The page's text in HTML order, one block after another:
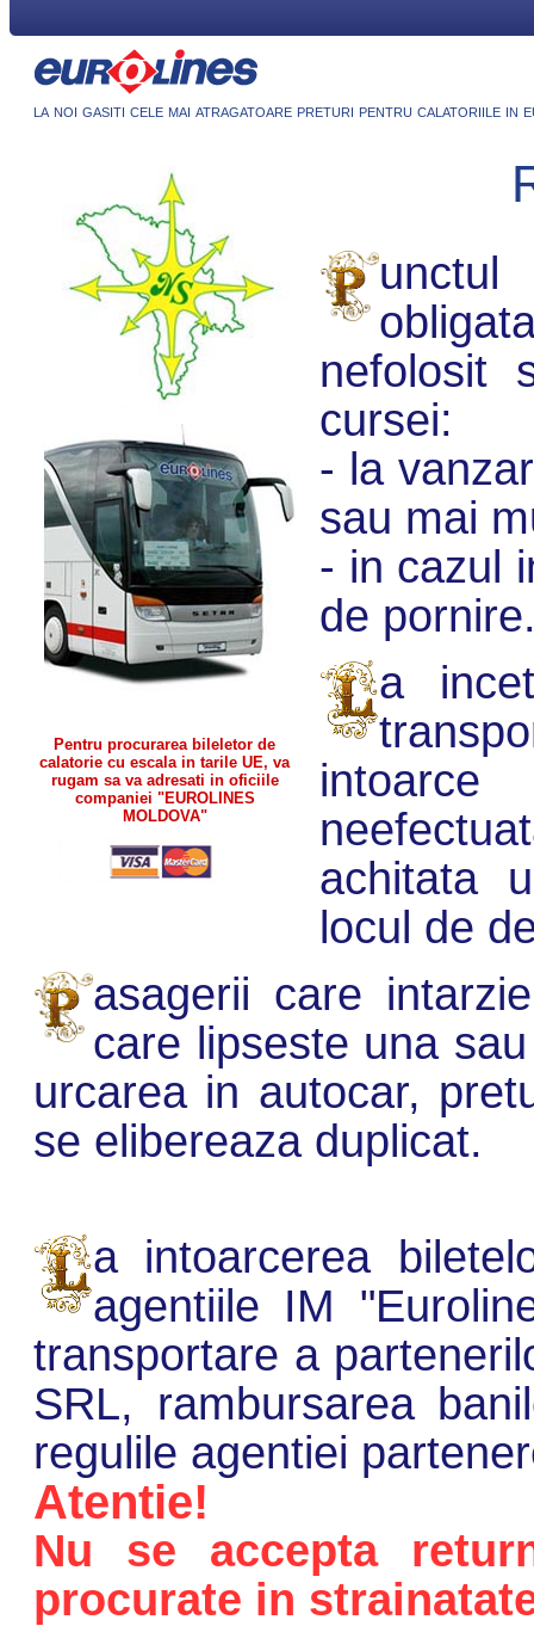
la noi gasiti cele mai atragatoare preturi pentru calatoriile in
Pentru procurarea bileletor de
calatorie cu escala in tarile UE, va
rugam sa va adresati in oficiile
companiei "EUROLINES
MOLDOVA"
unctul
nefolosit
cursei:
- la
sau mai
- in cazul
de
a
achitata
locul de
asagerii care
care lipseste una
urcarea in autocar,
se elibereaza duplicat.
a intoarcerea
agentiile IM
transportare a
SRL, rambursarea
regulile agentiei
Atentie!
Nu se accepta
procurate in